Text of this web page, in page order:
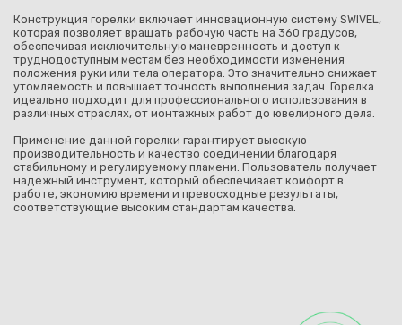
Конструкция горелки включает инновационную систему SWIVEL,
которая позволяет вращать рабочую часть на 360 градусов,
обеспечивая исключительную маневренность и доступ к
труднодоступным местам без необходимости изменения
положения руки или тела оператора. Это значительно снижает
утомляемость и повышает точность выполнения задач. Горелка
идеально подходит для профессионального использования в
различных отраслях, от монтажных работ до ювелирного дела.
Применение данной горелки гарантирует высокую
производительность и качество соединений благодаря
стабильному и регулируемому пламени. Пользователь получает
надежный инструмент, который обеспечивает комфорт в
работе, экономию времени и превосходные результаты,
соответствующие высоким стандартам качества.